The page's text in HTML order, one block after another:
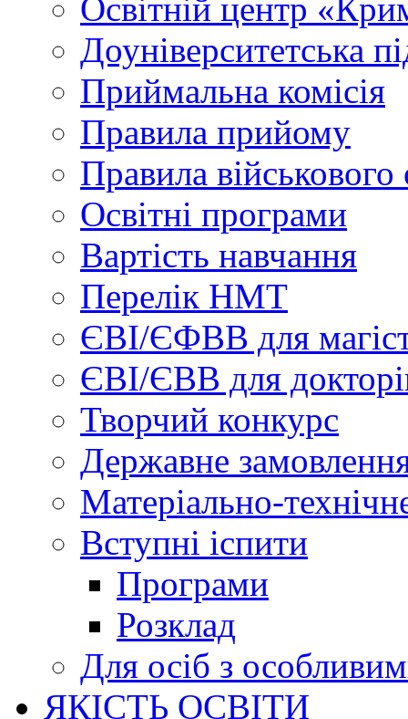
Освітній центр
Доуніверситетська
Приймальна комісія
Правила прийому
Правила військового
Освітні програми
Вартість навчання
Перелік НМТ
ЄВІ/ЄФВВ для
ЄВІ/ЄВВ для
Творчий конкурс
Державне
Матеріально-
Вступні іспити
Програми
Розклад
Для осіб з
ЯКІСТЬ ОСВІТИ